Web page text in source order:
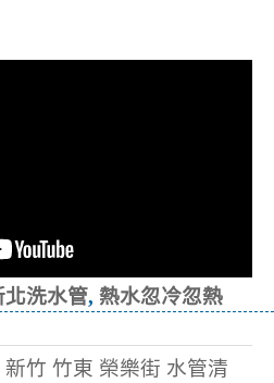
北洗水管, 熱水忽冷忽熱
竹 竹東 榮樂街 水管清